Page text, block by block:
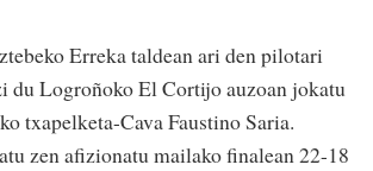
Erreka taldean ari den pilotari
du Logroñoko El Cortijo auzoan jokatu
txapelketa-Cava Faustino Saria.
zen afizionatu mailako finalean 22-18